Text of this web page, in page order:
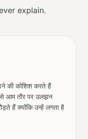
explain.
की कोशिश करते हैं
आम तौर पर उलझन
हैं क्योंकि उन्हें लगता है